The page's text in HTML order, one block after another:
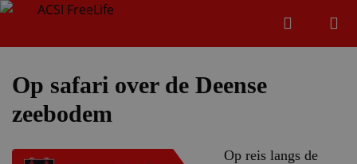
Op safari over de Deense
zeebodem
Op reis langs de